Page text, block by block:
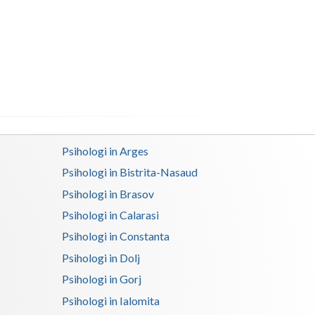
Covasna
Dambovita
Galati
Giurgiu
Gorj
Psihologi in Arges
Psihologi in Bistrita-Nasaud
Psihologi in Brasov
Psihologi in Calarasi
Psihologi in Constanta
Psihologi in Dolj
Psihologi in Gorj
Psihologi in Ialomita